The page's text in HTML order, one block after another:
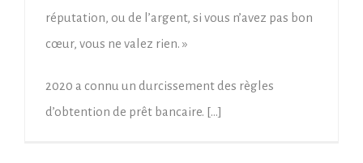
réputation, ou de l’argent, si vous n’avez pas bon
cœur, vous ne valez rien. »
2020 a connu un durcissement des règles
d’obtention de prêt bancaire. […]